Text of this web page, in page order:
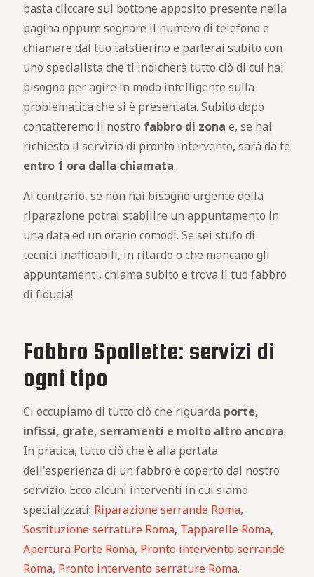
basta cliccare sul bottone apposito presente nella
pagina oppure segnare il numero di telefono e
chiamare dal tuo tatstierino e parlerai subito con
uno specialista che ti indicherà tutto ciò di cui hai
bisogno per agire in modo intelligente sulla
problematica che si è presentata. Subito dopo
contatteremo il nostro fabbro di zona e, se hai
richiesto il servizio di pronto intervento, sarà da te
entro 1 ora dalla chiamata.
Al contrario, se non hai bisogno urgente della
riparazione potrai stabilire un appuntamento in
una data ed un orario comodi. Se sei stufo di
tecnici inaffidabili, in ritardo o che mancano gli
appuntamenti, chiama subito e trova il tuo fabbro
di fiducia!
Fabbro Spallette: servizi di
ogni tipo
Ci occupiamo di tutto ciò che riguarda porte,
infissi, grate, serramenti e molto altro ancora.
In pratica, tutto ciò che è alla portata
dell'esperienza di un fabbro è coperto dal nostro
servizio. Ecco alcuni interventi in cui siamo
specializzati: Riparazione serrande Roma,
Sostituzione serrature Roma, Tapparelle Roma,
Apertura Porte Roma, Pronto intervento serrande
Roma, Pronto intervento serrature Roma.